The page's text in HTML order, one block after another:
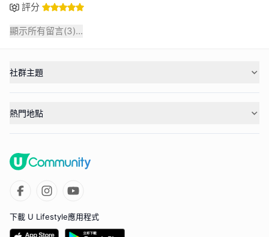
評分
顯示所有留言(3)...
社群主題
熱門地點
下載 U Lifestyle應用程式